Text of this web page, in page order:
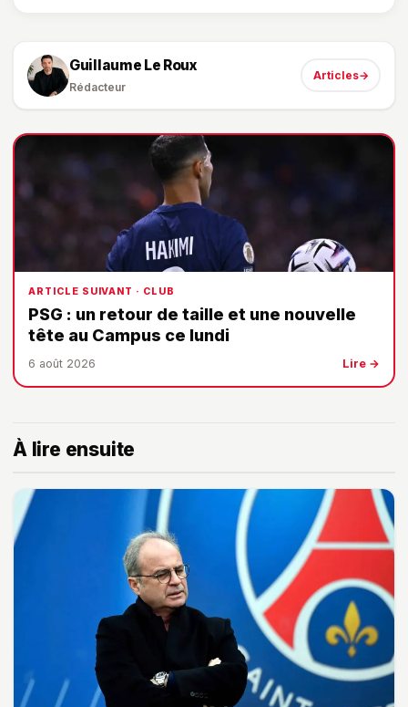
Guillaume Le Roux
Rédacteur
Articles→
ARTICLE SUIVANT · CLUB
PSG : un retour de taille et une nouvelle
tête au Campus ce lundi
6 août 2026 Lire →
À lire ensuite